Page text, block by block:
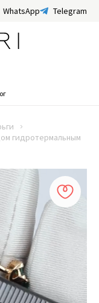
WhatsApp Telegram
гидротермальным